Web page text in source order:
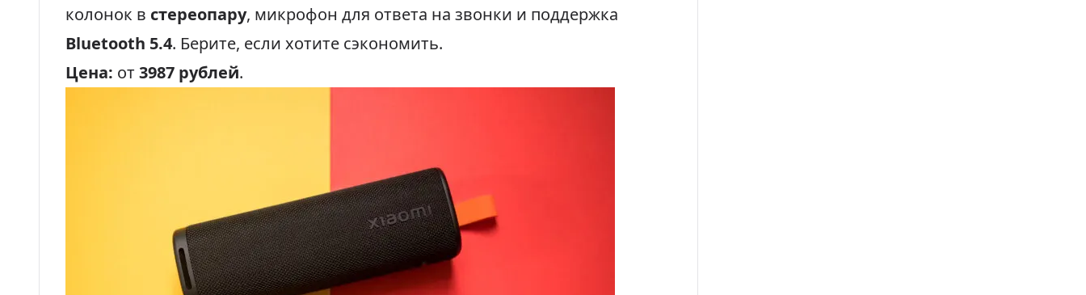
колонок в стереопару, микрофон для ответа на звонки и поддержка
Bluetooth 5.4. Берите, если хотите сэкономить.
Цена: от 3987 рублей.